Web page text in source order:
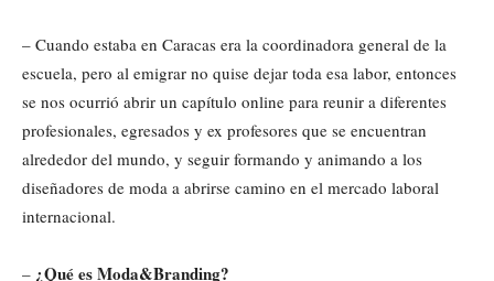
– Cuando estaba en Caracas era la coordinadora general de la
escuela, pero al emigrar no quise dejar toda esa labor, entonces
se nos ocurrió abrir un capítulo online para reunir a diferentes
profesionales, egresados y ex profesores que se encuentran
alrededor del mundo, y seguir formando y animando a los
diseñadores de moda a abrirse camino en el mercado laboral
internacional.
– ¿Qué es Moda&Branding?